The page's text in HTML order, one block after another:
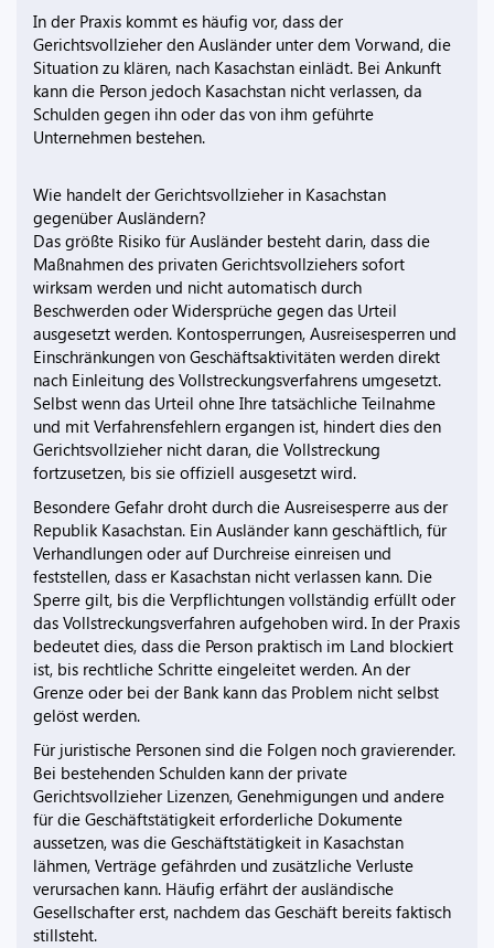
In der Praxis kommt es häufig vor, dass der
Gerichtsvollzieher den Ausländer unter dem Vorwand, die
Situation zu klären, nach Kasachstan einlädt. Bei Ankunft
kann die Person jedoch Kasachstan nicht verlassen, da
Schulden gegen ihn oder das von ihm geführte
Unternehmen bestehen.
Wie handelt der Gerichtsvollzieher in Kasachstan
gegenüber Ausländern?
Das größte Risiko für Ausländer besteht darin, dass die
Maßnahmen des privaten Gerichtsvollziehers sofort
wirksam werden und nicht automatisch durch
Beschwerden oder Widersprüche gegen das Urteil
ausgesetzt werden. Kontosperrungen, Ausreisesperren und
Einschränkungen von Geschäftsaktivitäten werden direkt
nach Einleitung des Vollstreckungsverfahrens umgesetzt.
Selbst wenn das Urteil ohne Ihre tatsächliche Teilnahme
und mit Verfahrensfehlern ergangen ist, hindert dies den
Gerichtsvollzieher nicht daran, die Vollstreckung
fortzusetzen, bis sie offiziell ausgesetzt wird.
Besondere Gefahr droht durch die Ausreisesperre aus der
Republik Kasachstan. Ein Ausländer kann geschäftlich, für
Verhandlungen oder auf Durchreise einreisen und
feststellen, dass er Kasachstan nicht verlassen kann. Die
Sperre gilt, bis die Verpflichtungen vollständig erfüllt oder
das Vollstreckungsverfahren aufgehoben wird. In der Praxis
bedeutet dies, dass die Person praktisch im Land blockiert
ist, bis rechtliche Schritte eingeleitet werden. An der
Grenze oder bei der Bank kann das Problem nicht selbst
gelöst werden.
Für juristische Personen sind die Folgen noch gravierender.
Bei bestehenden Schulden kann der private
Gerichtsvollzieher Lizenzen, Genehmigungen und andere
für die Geschäftstätigkeit erforderliche Dokumente
aussetzen, was die Geschäftstätigkeit in Kasachstan
lähmen, Verträge gefährden und zusätzliche Verluste
verursachen kann. Häufig erfährt der ausländische
Gesellschafter erst, nachdem das Geschäft bereits faktisch
stillsteht.